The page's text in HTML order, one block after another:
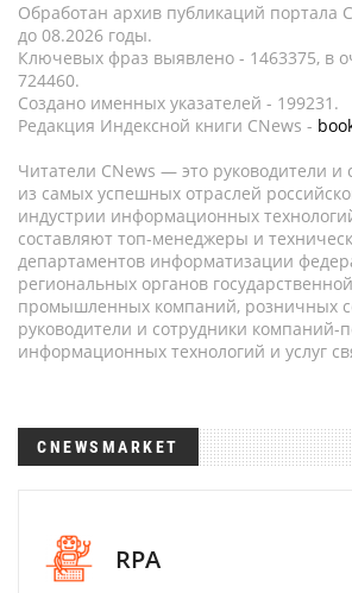
Обработан архив публикаций портала
до 08.2026 годы.
Ключевых фраз выявлено - 1463375, в
724460.
Создано именных указателей - 199231.
Редакция Индексной книги CNews -
Читатели CNews — это руководители и
из самых успешных отраслей
индустрии информационных
составляют топ-менеджеры и
департаментов информатизации
региональных органов
промышленных компаний, розничных
руководители и сотрудники компаний-
информационных технологий и услуг
CNEWSMARKET
RPA